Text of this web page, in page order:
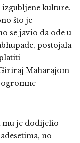
kulture.
što je
se javio da ode u
postojala
–
Maharajom
mu je dodijelio
no